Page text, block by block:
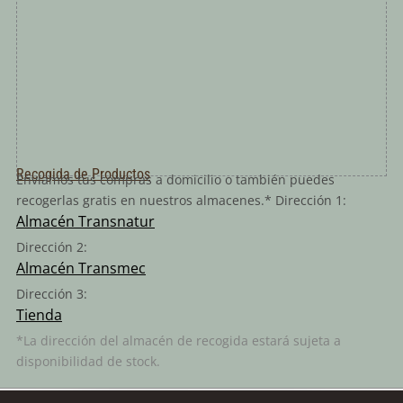
Recogida de Productos
Enviamos tus compras a domicilio o también puedes
recogerlas gratis en nuestros almacenes.* Dirección 1:
Almacén Transnatur
Dirección 2:
Almacén Transmec
Dirección 3:
Tienda
*La dirección del almacén de recogida estará sujeta a
disponibilidad de stock.